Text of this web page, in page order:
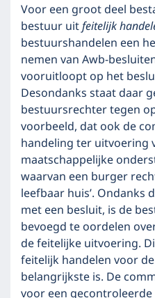
Voor een groot deel
bestuur uitfeitelijk
bestuurshandelen een
nemen van Awb-
vooruitloopt op het
Desondanks staat daar
bestuursrechter tegen
voorbeeld, dat ook de
handeling ter uitvoering
maatschappelijke
waarvan een burger
leefbaar huis’. Ondanks
met een besluit, is de
bevoegd te oordelen
de feitelijke uitvoering.
feitelijk handelen voor
belangrijkste is. De
voor een